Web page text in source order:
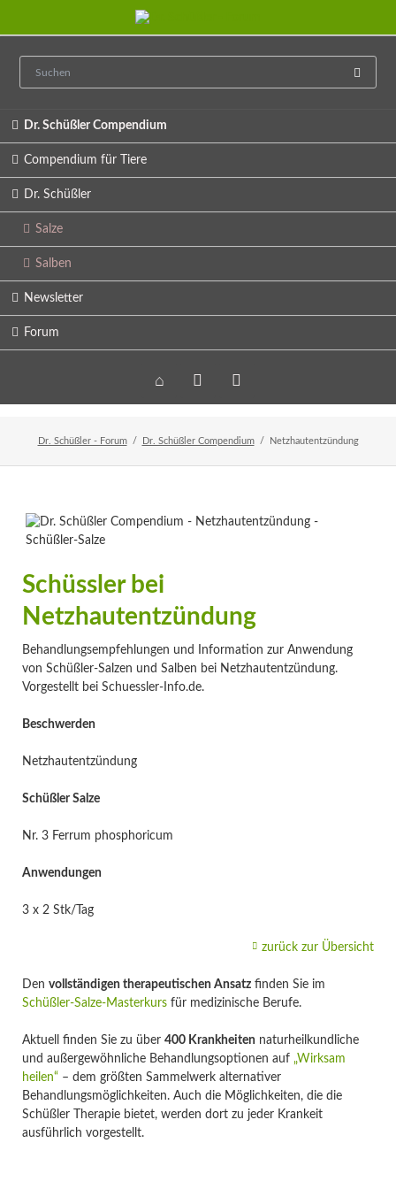
Dr. Schüßler Compendium
Compendium für Tiere
Dr. Schüßler
Salze
Salben
Newsletter
Forum
Home Veranstaltungen
Newsletter
Dr. Schüßler - Forum Dr. Schüßler Compendium Netzhautentzündung
Schüssler bei
Netzhautentzündung
Behandlungsempfehlungen und Information zur Anwendung
von Schüßler-Salzen und Salben bei Netzhautentzündung.
Vorgestellt bei Schuessler-Info.de.
Beschwerden
Netzhautentzündung
Schüßler Salze
Nr. 3 Ferrum phosphoricum
Anwendungen
3 x 2 Stk/Tag
zurück zur Übersicht
Den vollständigen therapeutischen Ansatzfinden Sie im
Schüßler-Salze-Masterkursfür medizinische Berufe.
Aktuell finden Sie zu über 400 Krankheiten naturheilkundliche
und außergewöhnliche Behandlungsoptionen auf „Wirksam
heilen“– dem größten Sammelwerk alternativer
Behandlungsmöglichkeiten. Auch die Möglichkeiten, die die
Schüßler Therapie bietet, werden dort zu jeder Krankeit
ausführlich vorgestellt.